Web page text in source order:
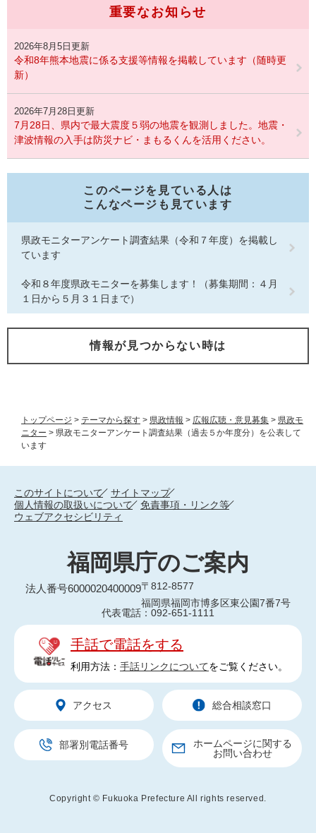
トップページ > テーマから探す > 県政情報 > 広報広聴・意見募集 > 県政モ
ニター > 県政モニターアンケート調査結果（過去５か年度分）を公表して
います
重要なお知らせ
2026年8月5日更新
令和8年熊本地震に係る支援等情報を掲載しています（随時更
新）
2026年7月28日更新
7月28日、県内で最大震度５弱の地震を観測しました。地震・
津波情報の入手は防災ナビ・まもるくんを活用ください。
このページを見ている人は
こんなページも見ています
県政モニターアンケート調査結果（令和７年度）を掲載し
ています
令和８年度県政モニターを募集します！（募集期間：４月
１日から５月３１日まで）
情報が見つからない時は
このサイトについて
サイトマップ
個人情報の取扱いについて
免責事項・リンク等
ウェブアクセシビリティ
福岡県庁のご案内
法人番号6000020400009〒812-8577
福岡県福岡市博多区東公園7番7号
代表電話：092-651-1111
手話で電話をする
利用方法： 手話リンクについてをご覧ください。
アクセス 総合相談窓口
部署別電話番号
ホームページに関する
お問い合わせ
Copyright © Fukuoka Prefecture All rights reserved.